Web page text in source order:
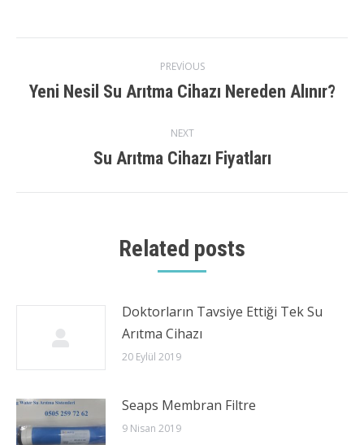
navigation
PREVIOUS
Previous
Yeni Nesil Su Arıtma Cihazı Nereden Alınır?
NEXT
Next
Su Arıtma Cihazı Fiyatları
Related posts
Doktorların Tavsiye Ettiği Tek Su
Arıtma Cihazı
20 Eylül 2019
Seaps Membran Filtre
9 Nisan 2019